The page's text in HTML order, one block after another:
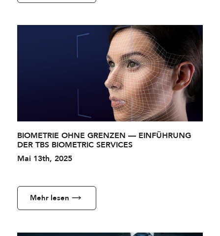
BIOMETRIE OHNE GRENZEN — EINFÜHRUNG
DER TBS BIOMETRIC SERVICES
Mai 13th, 2025
Mehr lesen